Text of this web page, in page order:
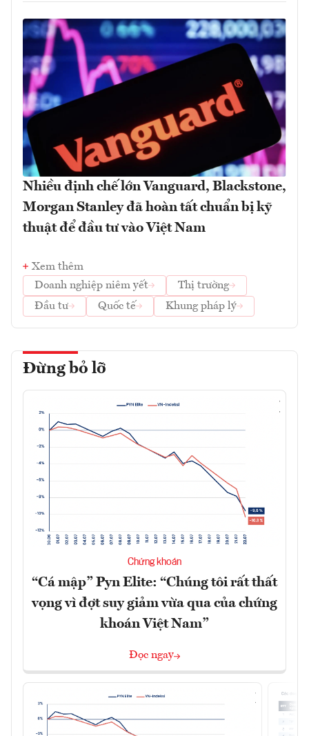
Nhiều định chế lớn Vanguard, Blackstone,
Morgan Stanley đã hoàn tất chuẩn bị kỹ
thuật để đầu tư vào Việt Nam
Xem thêm
Doanh nghiệp niêm yết
Thị trường
Đầu tư
Quốc tế Khung pháp lý
Đừng bỏ lỡ
Chứng khoán
“Cá mập” Pyn Elite: “Chúng tôi rất thất
vọng vì đợt suy giảm vừa qua của chứng
khoán Việt Nam”
Đọc ngay